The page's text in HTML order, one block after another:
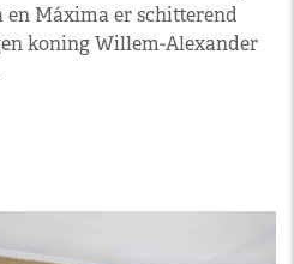
Máxima er schitterend
koning Willem-Alexander